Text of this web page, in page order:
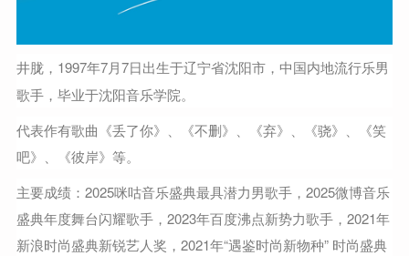
井胧，1997年7月7日出生于辽宁省沈阳市，中国内地流行乐男
歌手，毕业于沈阳音乐学院。
代表作有歌曲《丢了你》、《不删》、《弃》、《骁》、《笑
吧》、《彼岸》等。
主要成绩：2025咪咕音乐盛典最具潜力男歌手，2025微博音乐
盛典年度舞台闪耀歌手，2023年百度沸点新势力歌手，2021年
新浪时尚盛典新锐艺人奖，2021年“遇鉴时尚新物种” 时尚盛典